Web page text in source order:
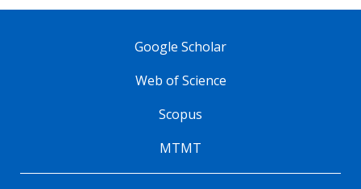
Google Scholar
Web of Science
Scopus
MTMT